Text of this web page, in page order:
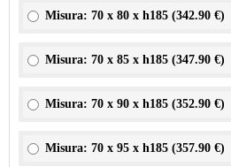
Misura: 70 x 80 x h185 (342.90 €)
Misura: 70 x 85 x h185 (347.90 €)
Misura: 70 x 90 x h185 (352.90 €)
Misura: 70 x 95 x h185 (357.90 €)